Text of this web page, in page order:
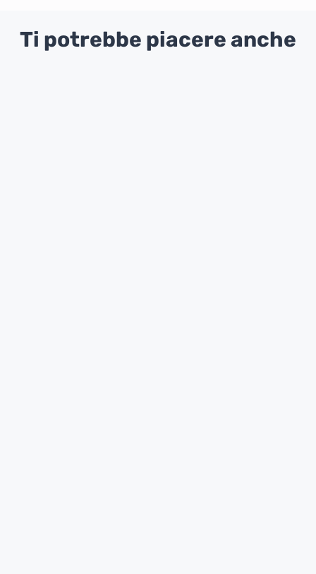
Ti potrebbe piacere anche